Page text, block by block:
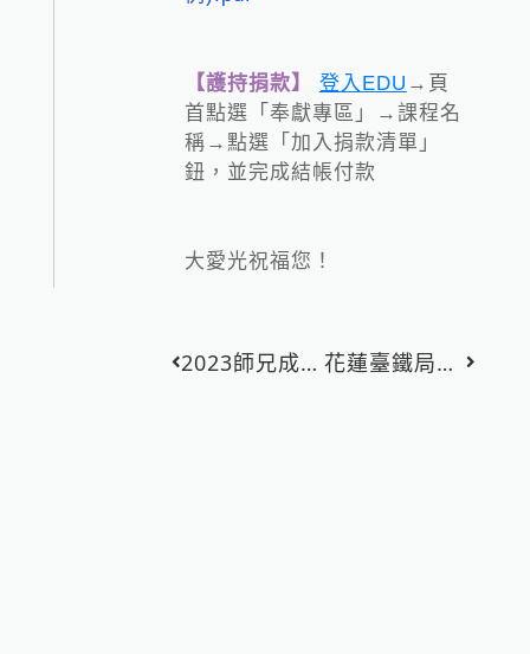
【護持捐款】 登入EDU →頁
首點選「奉獻專區」→課程名
稱→點選「加入捐款清單」
鈕，並完成結帳付款
大愛光祝福您！
上一頁 2023師兄成長班-青春活化功班員齊聚竹山一日班 花蓮臺鐵局安心深層減壓大愛手​及​天地定位 下一篇